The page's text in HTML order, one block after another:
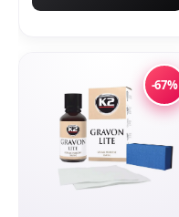
-67%